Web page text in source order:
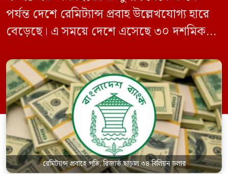
পর্যন্ত দেশে রেমিট্যান্স প্রবাহ উল্লেখযোগ্য হারে
বেড়েছে। এ সময়ে দেশে এসেছে ৩০ দশমিক
একই সময়ে এর পরিমাণ ছিল ২৫ দশমিক ৪০১
বিলিয়ন ডলার। সে হিসাবে প্রবৃদ্ধি হয়েছে ১৯
দশমিক ৫ শতাংশ। চলতি বছরের ১ থেকে ৯ মে
[…]
রেমিট্যান্স প্রবাহে গতি, রিজার্ভ ছাড়াল ৩৪ বিলিয়ন ডলার